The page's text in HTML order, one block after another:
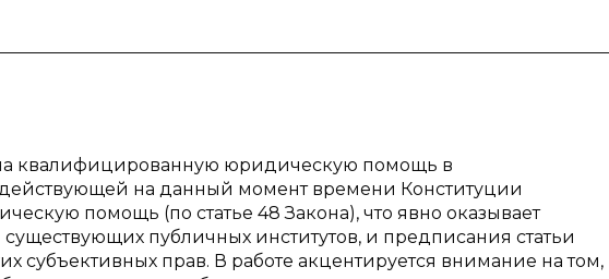
на квалифицированную юридическую помощь в
на данный момент времени Конституции
помощь (по статье 48 Закона), что явно оказывает
публичных институтов, и предписания статьи
субъективных прав. В работе акцентируется внимание на том,